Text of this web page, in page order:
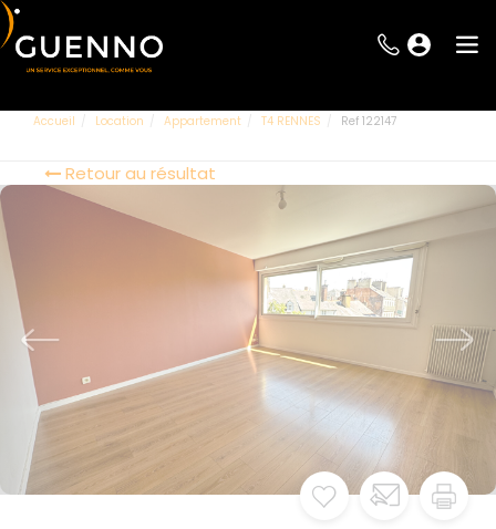
Accueil Location Appartement T4 RENNES Ref 122147
Retour au résultat